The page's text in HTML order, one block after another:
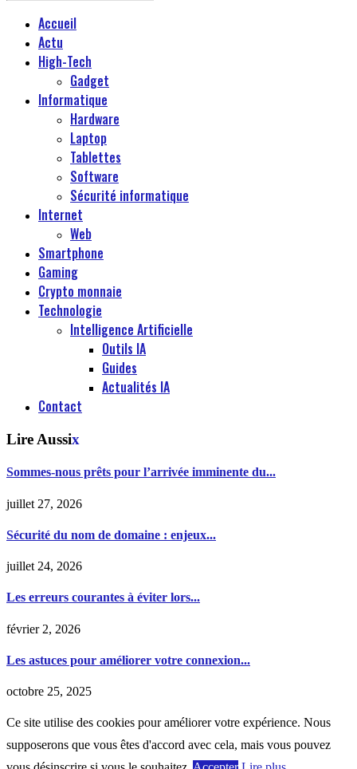
Accueil
Actu
High-Tech
Gadget
Informatique
Hardware
Laptop
Tablettes
Software
Sécurité informatique
Internet
Web
Smartphone
Gaming
Crypto monnaie
Technologie
Intelligence Artificielle
Outils IA
Guides
Actualités IA
Contact
Lire Aussix
Sommes-nous prêts pour l’arrivée imminente du...
juillet 27, 2026
Sécurité du nom de domaine : enjeux...
juillet 24, 2026
Les erreurs courantes à éviter lors...
février 2, 2026
Les astuces pour améliorer votre connexion...
octobre 25, 2025
Ce site utilise des cookies pour améliorer votre expérience. Nous
supposerons que vous êtes d'accord avec cela, mais vous pouvez